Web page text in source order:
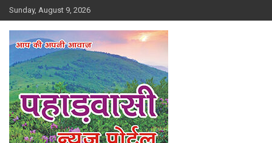
Skip
to
content
Sunday, August 9, 2026